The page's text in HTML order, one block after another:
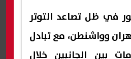
في ظل تصاعد التوتر
وواشنطن، مع تبادل
بين الجانبين خلال